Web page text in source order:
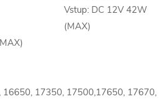
Vstup: DC 12V 42W
(MAX)
17350, 17500,17650, 17670,